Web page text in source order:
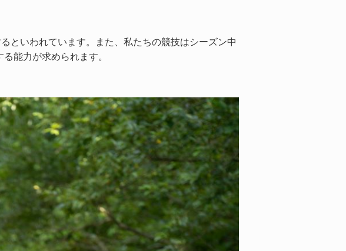
といわれています。また、私たちの競技はシーズン中
能力が求められます。